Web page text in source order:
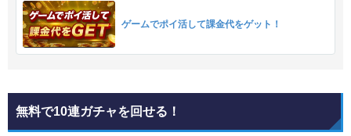
ゲームでポイ活して課金代をゲット！
無料で10連ガチャを回せる！